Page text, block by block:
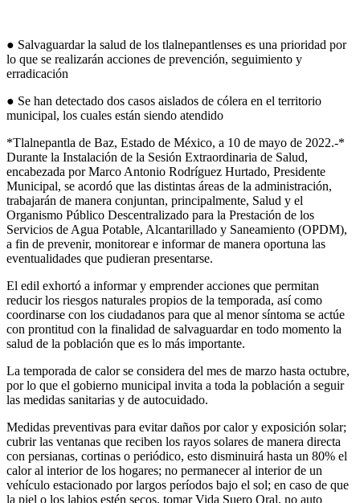
● Salvaguardar la salud de los tlalnepantlenses es una prioridad por
lo que se realizarán acciones de prevención, seguimiento y
erradicación
● Se han detectado dos casos aislados de cólera en el territorio
municipal, los cuales están siendo atendido
*Tlalnepantla de Baz, Estado de México, a 10 de mayo de 2022.-*
Durante la Instalación de la Sesión Extraordinaria de Salud,
encabezada por Marco Antonio Rodríguez Hurtado, Presidente
Municipal, se acordó que las distintas áreas de la administración,
trabajarán de manera conjuntan, principalmente, Salud y el
Organismo Público Descentralizado para la Prestación de los
Servicios de Agua Potable, Alcantarillado y Saneamiento (OPDM),
a fin de prevenir, monitorear e informar de manera oportuna las
eventualidades que pudieran presentarse.
El edil exhortó a informar y emprender acciones que permitan
reducir los riesgos naturales propios de la temporada, así como
coordinarse con los ciudadanos para que al menor síntoma se actúe
con prontitud con la finalidad de salvaguardar en todo momento la
salud de la población que es lo más importante.
La temporada de calor se considera del mes de marzo hasta octubre,
por lo que el gobierno municipal invita a toda la población a seguir
las medidas sanitarias y de autocuidado.
Medidas preventivas para evitar daños por calor y exposición solar;
cubrir las ventanas que reciben los rayos solares de manera directa
con persianas, cortinas o periódico, esto disminuirá hasta un 80% el
calor al interior de los hogares; no permanecer al interior de un
vehículo estacionado por largos períodos bajo el sol; en caso de que
la piel o los labios estén secos, tomar Vida Suero Oral, no auto